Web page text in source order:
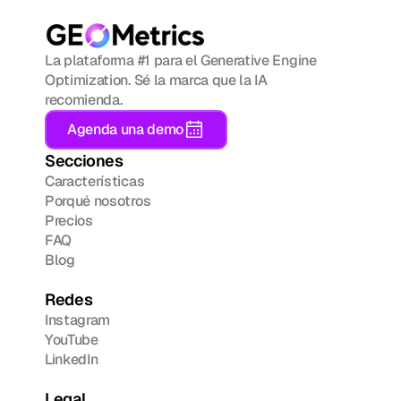
La plataforma #1 para el Generative Engine
Optimization. Sé la marca que la IA
recomienda.
Agenda una demo
Secciones
Características
Porqué nosotros
Precios
FAQ
Blog
Redes
Instagram
YouTube
LinkedIn